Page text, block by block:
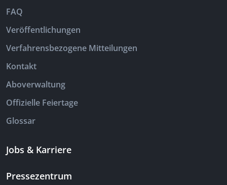
FAQ
Veröffentlichungen
Verfahrensbezogene Mitteilungen
Kontakt
Aboverwaltung
Offizielle Feiertage
Glossar
Jobs & Karriere
Pressezentrum